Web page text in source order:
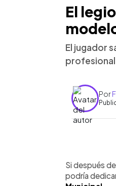
El
El jugador
profesional
Por
►
Si después
podría